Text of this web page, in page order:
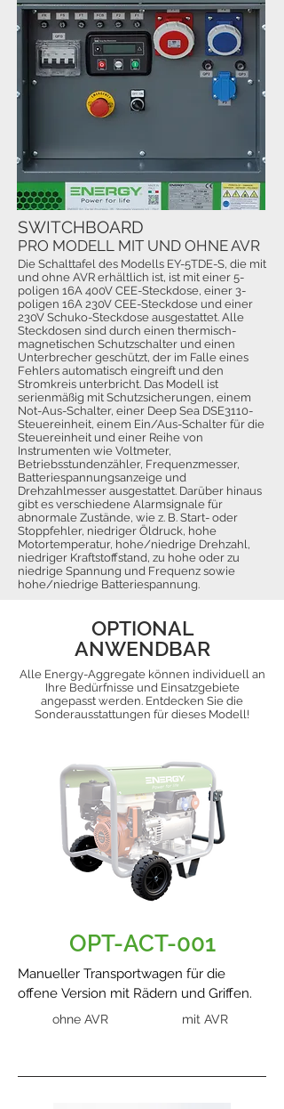
Die Schalttafel des Modells EY-5TDE-S, die mit
und ohne AVR erhältlich ist, ist mit einer 5-
poligen 16A 400V CEE-Steckdose, einer 3-
poligen 16A 230V CEE-Steckdose und einer
230V Schuko-Steckdose ausgestattet. Alle
Steckdosen sind durch einen thermisch-
magnetischen Schutzschalter und einen
Unterbrecher geschützt, der im Falle eines
Fehlers automatisch eingreift und den
Stromkreis unterbricht. Das Modell ist
serienmäßig mit Schutzsicherungen, einem
Not-Aus-Schalter, einer Deep Sea DSE3110-
Steuereinheit, einem Ein/Aus-Schalter für die
Steuereinheit und einer Reihe von
Instrumenten wie Voltmeter,
Betriebsstundenzähler, Frequenzmesser,
Batteriespannungsanzeige und
Drehzahlmesser ausgestattet. Darüber hinaus
gibt es verschiedene Alarmsignale für
abnormale Zustände, wie z. B. Start- oder
Stoppfehler, niedriger Öldruck, hohe
Motortemperatur, hohe/niedrige Drehzahl,
niedriger Kraftstoffstand, zu hohe oder zu
niedrige Spannung und Frequenz sowie
hohe/niedrige Batteriespannung.
SWITCHBOARD
PRO MODELL MIT UND OHNE AVR
OPTIONAL
ANWENDBAR
Alle Energy-Aggregate können individuell an
Ihre Bedürfnisse und Einsatzgebiete
angepasst werden. Entdecken Sie die
Sonderausstattungen für dieses Modell!
OPT-ACT-001
Manueller Transportwagen für die
offene Version mit Rädern und Griffen.
ohne AVR mit AVR